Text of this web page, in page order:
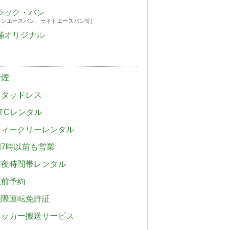
ック・バン
エースバン、ライトエースバン等)
オリジナル
ッドレス
レンタル
ークリーレンタル
時以前も営業
時間帯レンタル
予約
運転免許証
カー搬送サービス